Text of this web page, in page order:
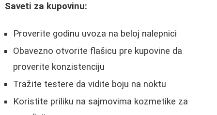
Saveti za kupovinu:
Proverite godinu uvoza na beloj nalepnici
Obavezno otvorite flašicu pre kupovine da
proverite konzistenciju
Tražite testere da vidite boju na noktu
Koristite priliku na sajmovima kozmetike za